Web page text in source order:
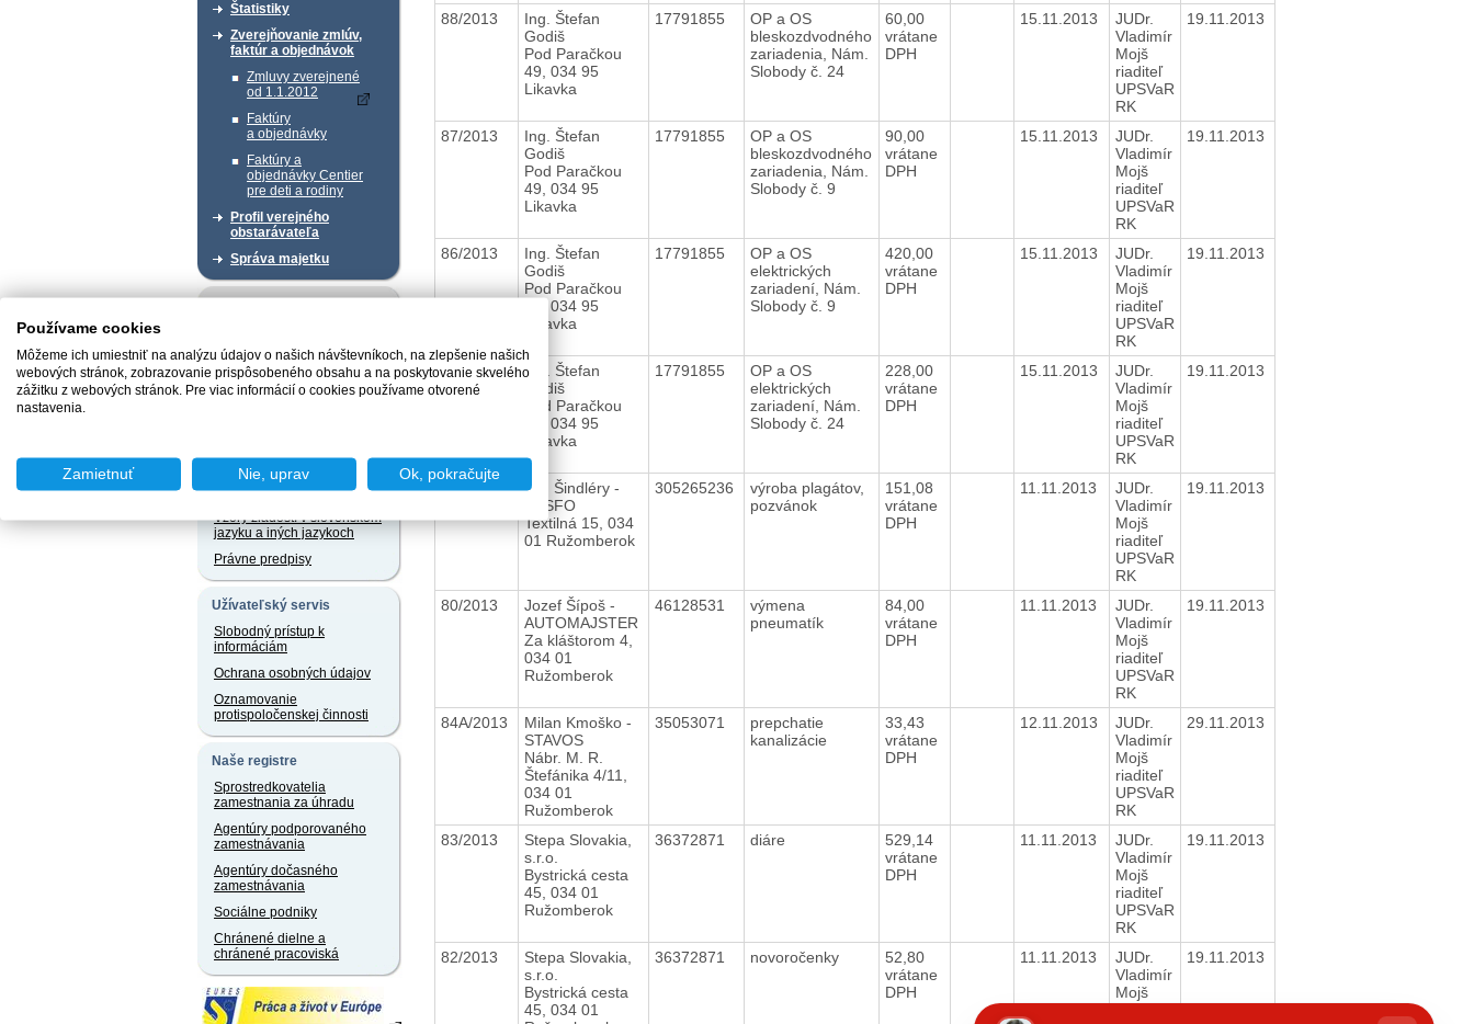
Štatistiky
Zverejňovanie zmlúv,
faktúr a objednávok
Zmluvy zverejnené
od 1.1.2012
Faktúry
a objednávky
Faktúry a
objednávky Centier
pre deti a rodiny
Profil verejného
obstarávateľa
Správa majetku
Užitočné dokumenty
Vzory žiadostí v slovenskom
jazyku a iných jazykoch
Právne predpisy
Užívateľský servis
Slobodný prístup k
informáciám
Ochrana osobných údajov
Oznamovanie
protispoločenskej činnosti
Naše registre
Sprostredkovatelia
zamestnania za úhradu
Agentúry podporovaného
zamestnávania
Agentúry dočasného
zamestnávania
Sociálne podniky
Chránené dielne a
chránené pracoviská
88/2013
Ing. Štefan
Godiš
Pod Paračkou
49, 034 95
Likavka
17791855
OP a OS
bleskozdvodného
zariadenia, Nám.
Slobody č. 24
60,00
vrátane
DPH
15.11.2013
JUDr.
Vladimír
Mojš
riaditeľ
UPSVaR
RK
19.11.2013
87/2013
Ing. Štefan
Godiš
Pod Paračkou
49, 034 95
Likavka
17791855
OP a OS
bleskozdvodného
zariadenia, Nám.
Slobody č. 9
90,00
vrátane
DPH
15.11.2013
JUDr.
Vladimír
Mojš
riaditeľ
UPSVaR
RK
19.11.2013
86/2013
Ing. Štefan
Godiš
Pod Paračkou
49, 034 95
Likavka
17791855
OP a OS
elektrických
zariadení, Nám.
Slobody č. 9
420,00
vrátane
DPH
15.11.2013
JUDr.
Vladimír
Mojš
riaditeľ
UPSVaR
RK
19.11.2013
85/2013
Ing. Štefan
Godiš
Pod Paračkou
49, 034 95
Likavka
17791855
OP a OS
elektrických
zariadení, Nám.
Slobody č. 24
228,00
vrátane
DPH
15.11.2013
JUDr.
Vladimír
Mojš
riaditeľ
UPSVaR
RK
19.11.2013
84/2013
Ján Šindléry -
TESFO
Textilná 15, 034
01 Ružomberok
305265236
výroba plagátov,
pozvánok
151,08
vrátane
DPH
11.11.2013
JUDr.
Vladimír
Mojš
riaditeľ
UPSVaR
RK
19.11.2013
80/2013
Jozef Šípoš -
AUTOMAJSTER
Za kláštorom 4,
034 01
Ružomberok
46128531
výmena
pneumatík
84,00
vrátane
DPH
11.11.2013
JUDr.
Vladimír
Mojš
riaditeľ
UPSVaR
RK
19.11.2013
84A/2013
Milan Kmoško -
STAVOS
Nábr. M. R.
Štefánika 4/11,
034 01
Ružomberok
35053071
prepchatie
kanalizácie
33,43
vrátane
DPH
12.11.2013
JUDr.
Vladimír
Mojš
riaditeľ
UPSVaR
RK
29.11.2013
83/2013
Stepa Slovakia,
s.r.o.
Bystrická cesta
45, 034 01
Ružomberok
36372871 diáre
529,14
vrátane
DPH
11.11.2013
JUDr.
Vladimír
Mojš
riaditeľ
UPSVaR
RK
19.11.2013
82/2013
Stepa Slovakia,
s.r.o.
Bystrická cesta
45, 034 01
36372871 novoročenky
52,80
vrátane
DPH
11.11.2013
JUDr.
Vladimír
Mojš
19.11.2013
Chatbot
Používame cookies
Môžeme ich umiestniť na analýzu údajov o našich návštevníkoch, na zlepšenie našich
webových stránok, zobrazovanie prispôsobeného obsahu a na poskytovanie skvelého
zážitku z webových stránok. Pre viac informácií o cookies používame otvorené
nastavenia.
Zamietnuť Nie, uprav Ok, pokračujte